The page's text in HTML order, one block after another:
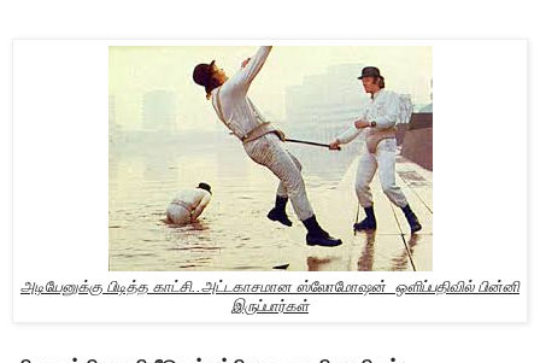
அடியேனுக்கு பிடித்த காட்சி..அட்டகாசமான ஸ்லோமோஷன் ஒளிப்பதிவில் பின்னி
இருப்பார்கள்